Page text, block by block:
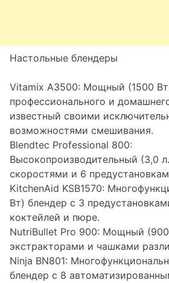
Настольные блендеры
Vitamix A3500: Мощный (1500
профессионального и
известный своими
возможностями смешивания.
Blendtec Professional 800:
Высокопроизводительный (3,0
скоростями и 6
KitchenAid KSB1570:
Вт) блендер с 3
коктейлей и пюре.
NutriBullet Pro 900: Мощный
экстракторами и чашками
Ninja BN801:
блендер с 8